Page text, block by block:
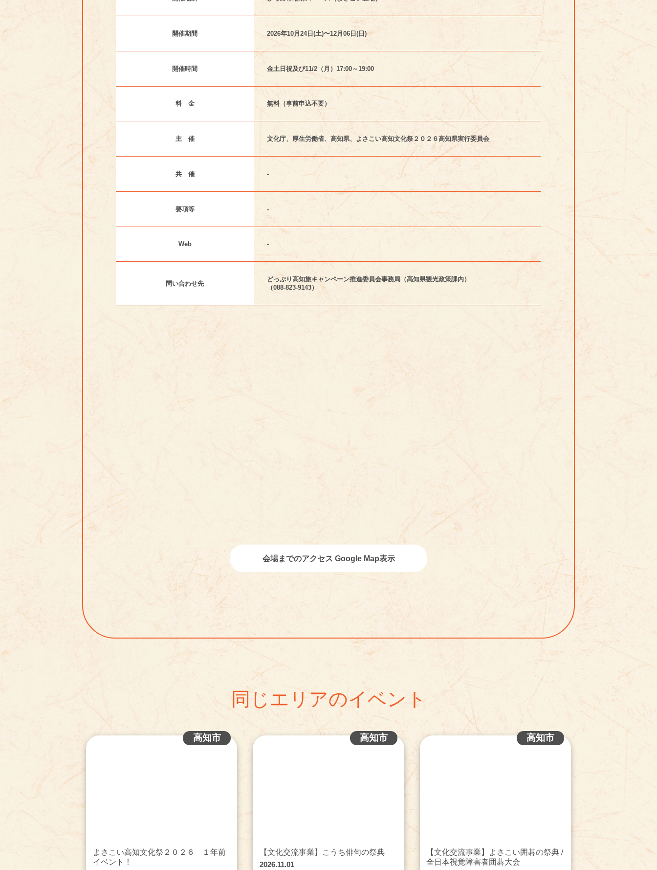
開催期間 2026年10月24日(土)〜12月06日(日)
開催時間 金土日祝及び11/2（月）17:00～19:00
料 金 無料（事前申込不要）
主 催 文化庁、厚生労働省、高知県、よさこい高知文化祭２０２６高知県実行委員会
共 催 -
要項等 -
Web -
問い合わせ先
どっぷり高知旅キャンペーン推進委員会事務局（高知県観光政策課内）
（088-823-9143）
会場までのアクセス Google Map表示
同じエリアのイベント
よさこい高知文化祭２０２６ １年前
イベント！
高知市
【文化交流事業】こうち俳句の祭典
2026.11.01
高知市
【文化交流事業】よさこい囲碁の祭典 /
全日本視覚障害者囲碁大会
高知市